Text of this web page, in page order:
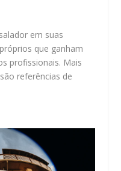
em suas
que ganham
profissionais. Mais
referências de